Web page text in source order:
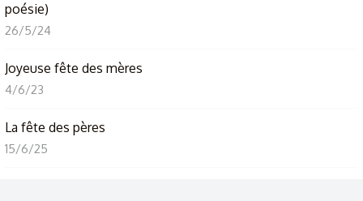
poésie)
26/5/24
Joyeuse fête des mères
4/6/23
La fête des pères
15/6/25